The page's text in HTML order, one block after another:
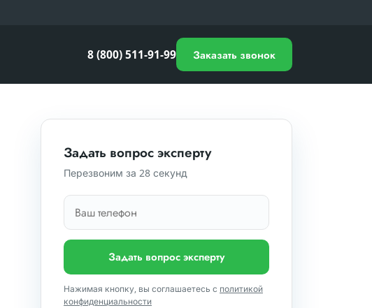
8 (800) 511-91-99 Заказать звонок
Задать вопрос эксперту
Перезвоним за 28 секунд
Задать вопрос эксперту
Нажимая кнопку, вы соглашаетесь с политикой
конфиденциальности